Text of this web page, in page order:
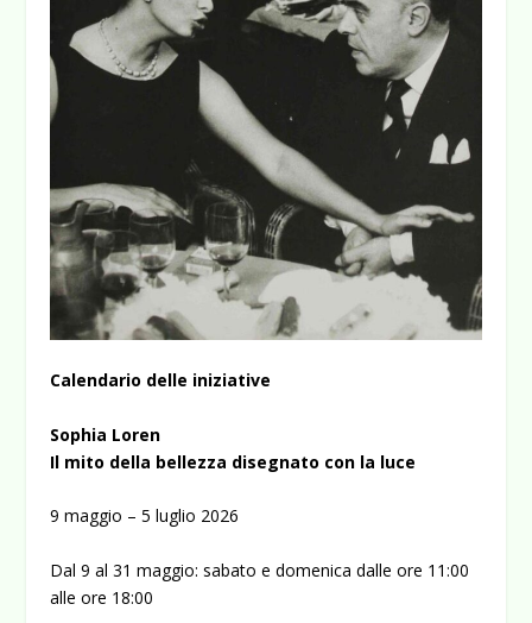
Calendario delle iniziative
Sophia Loren
Il mito della bellezza disegnato con la luce
9 maggio – 5 luglio 2026
Dal 9 al 31 maggio: sabato e domenica dalle ore 11:00
alle ore 18:00